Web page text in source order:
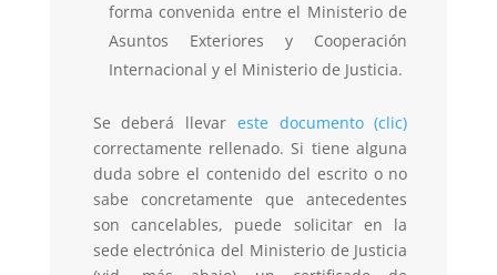
forma convenida entre el Ministerio de
Asuntos Exteriores y Cooperación
Internacional y el Ministerio de Justicia.
Se deberá llevar este documento (clic)
correctamente rellenado. Si tiene alguna
duda sobre el contenido del escrito o no
sabe concretamente que antecedentes
son cancelables, puede solicitar en la
sede electrónica del Ministerio de Justicia